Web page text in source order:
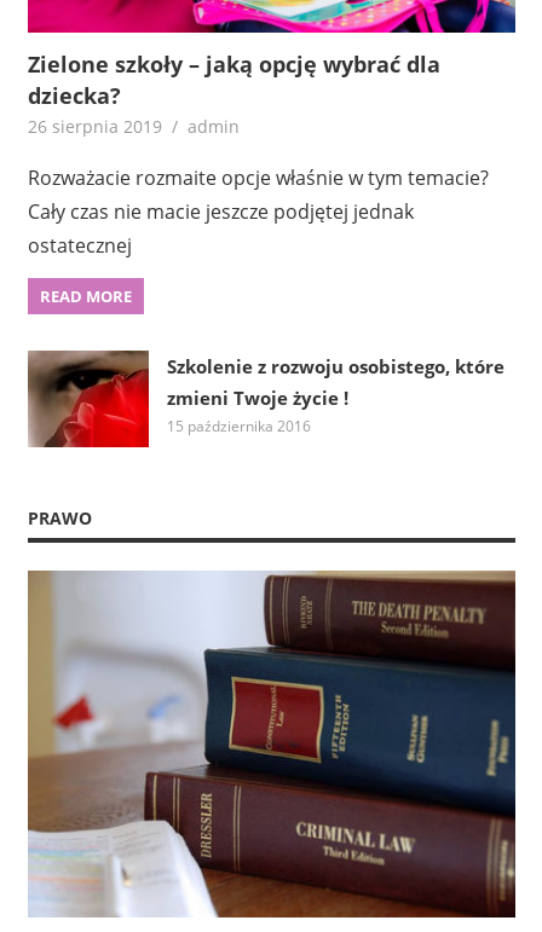
Zielone szkoły – jaką opcję wybrać dla
dziecka?
26 sierpnia 2019 admin
Rozważacie rozmaite opcje właśnie w tym temacie?
Cały czas nie macie jeszcze podjętej jednak
ostatecznej
READ MORE
Szkolenie z rozwoju osobistego, które
zmieni Twoje życie !
15 października 2016
PRAWO